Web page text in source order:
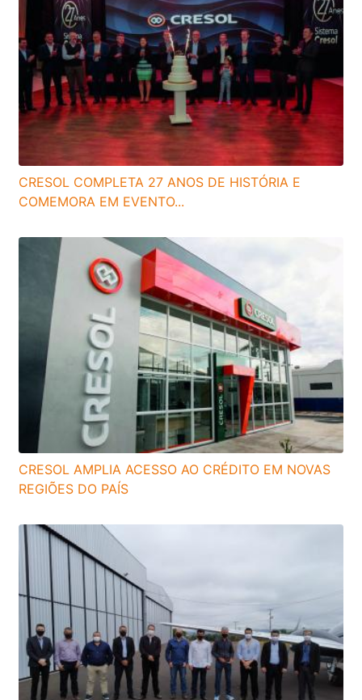
CRESOL COMPLETA 27 ANOS DE HISTÓRIA E
COMEMORA EM EVENTO...
CRESOL AMPLIA ACESSO AO CRÉDITO EM NOVAS
REGIÕES DO PAÍS